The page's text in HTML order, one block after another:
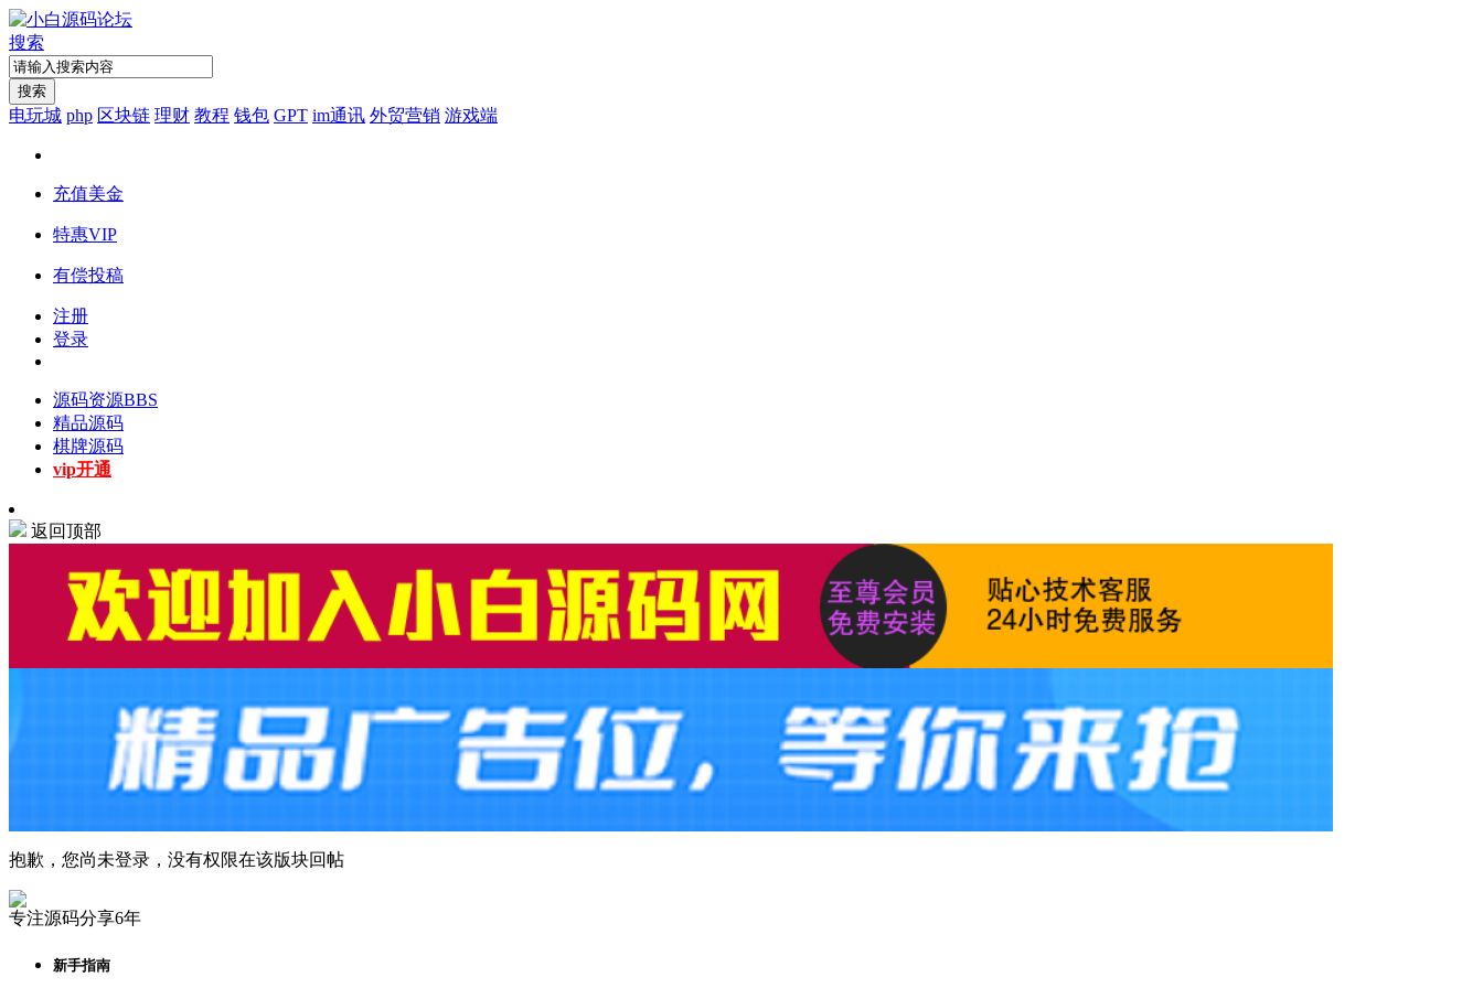
搜索
搜索
电玩城 php 区块链 理财 教程 钱包 GPT im通讯 外贸营销 游戏端
充值美金
特惠VIP
有偿投稿
注册
登录
源码资源BBS
精品源码
棋牌源码
vip开通
返回顶部
抱歉，您尚未登录，没有权限在该版块回帖
专注源码分享6年
新手指南